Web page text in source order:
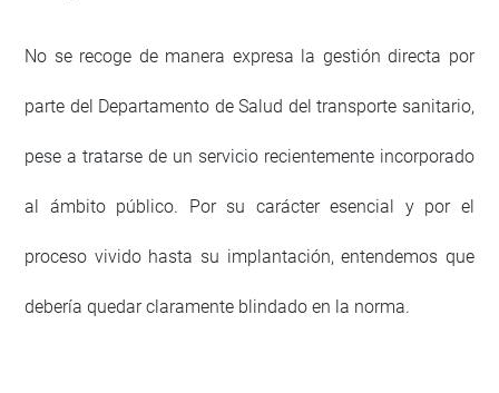
No se recoge de manera expresa la gestión directa por
parte del Departamento de Salud del transporte sanitario,
pese a tratarse de un servicio recientemente incorporado
al ámbito público. Por su carácter esencial y por el
proceso vivido hasta su implantación, entendemos que
debería quedar claramente blindado en la norma.